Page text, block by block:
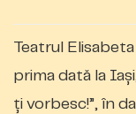
Teatrul
prima dată la
ți vorbesc!”, în